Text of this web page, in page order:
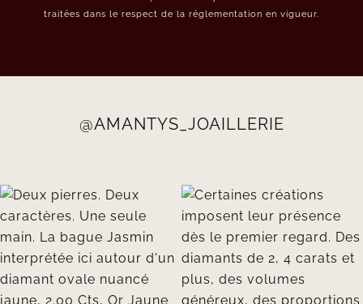
traitées dans le respect de la réglementation en vigueur.
@AMANTYS_JOAILLERIE